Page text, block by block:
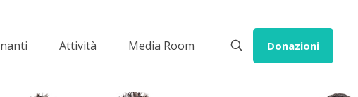
Attività Media Room Donazioni